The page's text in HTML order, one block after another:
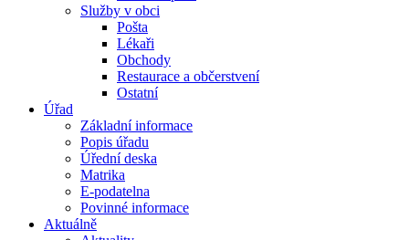
Služby v obci
Pošta
Lékaři
Obchody
Restaurace a občerstvení
Ostatní
Úřad
Základní informace
Popis úřadu
Úřední deska
Matrika
E-podatelna
Povinné informace
Aktuálně